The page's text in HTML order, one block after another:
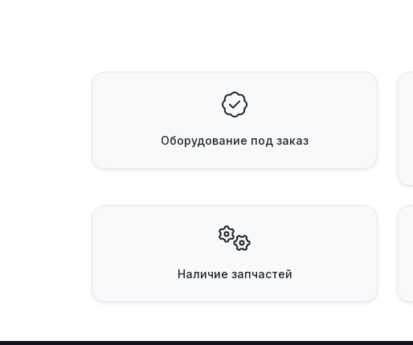
Оборудование под заказ
Наличие запчастей